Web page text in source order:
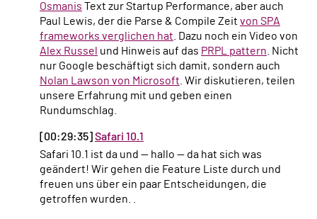
Osmanis Text zur Startup Performance, aber auch
Paul Lewis, der die Parse & Compile Zeit von SPA
frameworks verglichen hat. Dazu noch ein Video von
Alex Russel und Hinweis auf das PRPL pattern. Nicht
nur Google beschäftigt sich damit, sondern auch
Nolan Lawson von Microsoft. Wir diskutieren, teilen
unsere Erfahrung mit und geben einen
Rundumschlag.
[00:29:35] Safari 10.1
Safari 10.1 ist da und — hallo — da hat sich was
geändert! Wir gehen die Feature Liste durch und
freuen uns über ein paar Entscheidungen, die
getroffen wurden. .